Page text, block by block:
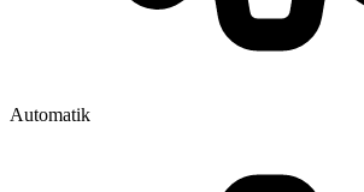
Automatik